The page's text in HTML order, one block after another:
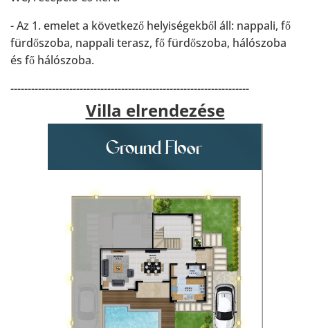
- Az 1. emelet a következő helyiségekből áll: nappali, fő
fürdőszoba, nappali terasz, fő fürdőszoba, hálószoba
és fő hálószoba.
---------------------------------------------------------------------
Villa elrendezése